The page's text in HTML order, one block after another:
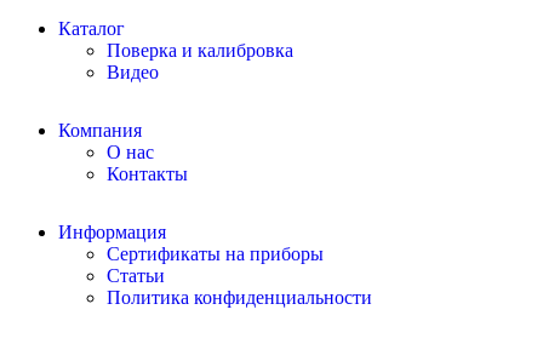
Каталог
Поверка и калибровка
Видео
Компания
О нас
Контакты
Информация
Сертификаты на приборы
Статьи
Политика конфиденциальности